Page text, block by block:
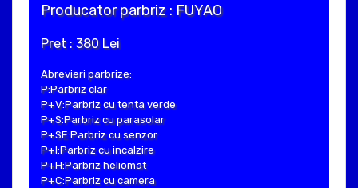
Producator parbriz : FUYAO
Pret : 380 Lei
Abrevieri parbrize:
P:Parbriz clar
P+V:Parbriz cu tenta verde
P+S:Parbriz cu parasolar
P+SE:Parbriz cu senzor
P+I:Parbriz cu incalzire
P+H:Parbriz heliomat
P+C:Parbriz cu camera